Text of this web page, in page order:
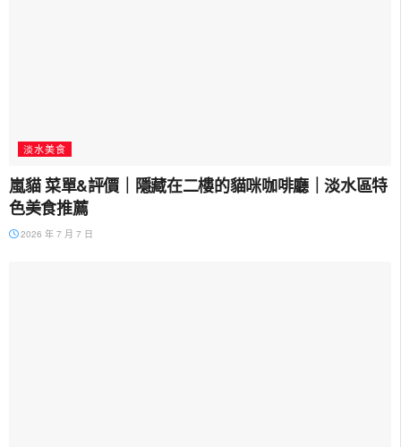
淡水美食
嵐貓 菜單&評價｜隱藏在二樓的貓咪咖啡廳｜淡水區特
色美食推薦
2026 年 7 月 7 日